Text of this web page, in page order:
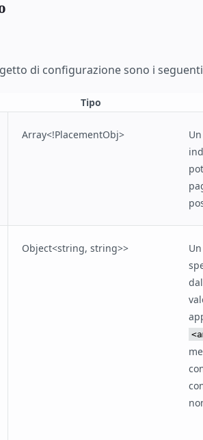
di configurazione sono i
Tipo
Array<!PlacementObj>
Object<string, string>>